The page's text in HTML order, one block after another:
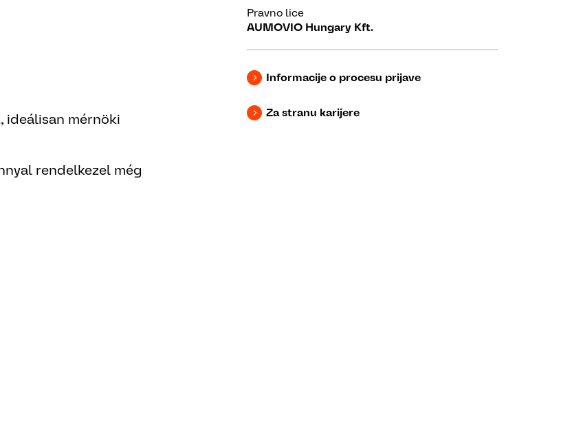
ideálisan mérnöki
rendelkezel még
nyitott vagy
Pravno lice
AUMOVIO Hungary Kft.
Informacije o procesu prijave
Za stranu karijere